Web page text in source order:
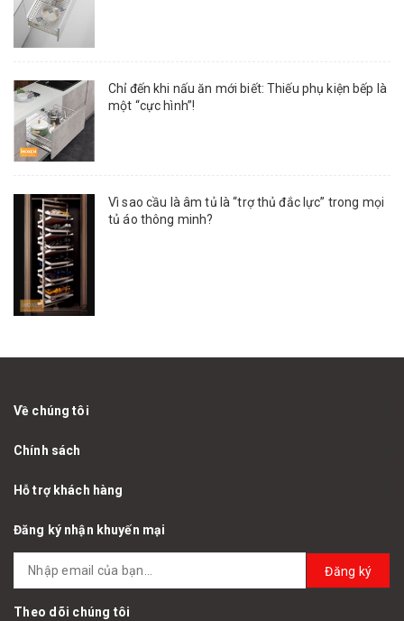
Chỉ đến khi nấu ăn mới biết: Thiếu phụ kiện bếp là
một “cực hình”!
Vì sao cầu là âm tủ là “trợ thủ đắc lực” trong mọi
tủ áo thông minh?
Về chúng tôi
Chính sách
Hỗ trợ khách hàng
Đăng ký nhận khuyến mại
Đăng ký
Theo dõi chúng tôi